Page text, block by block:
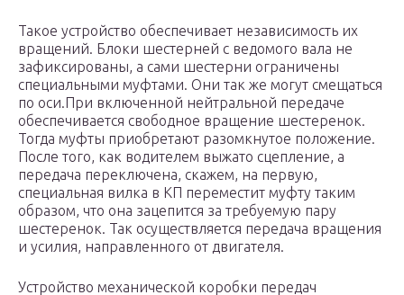
Такое устройство обеспечивает независимость их
вращений. Блоки шестерней с ведомого вала не
зафиксированы, а сами шестерни ограничены
специальными муфтами. Они так же могут смещаться
по оси.При включенной нейтральной передаче
обеспечивается свободное вращение шестеренок.
Тогда муфты приобретают разомкнутое положение.
После того, как водителем выжато сцепление, а
передача переключена, скажем, на первую,
специальная вилка в КП переместит муфту таким
образом, что она зацепится за требуемую пару
шестеренок. Так осуществляется передача вращения
и усилия, направленного от двигателя.
Устройство механической коробки передач